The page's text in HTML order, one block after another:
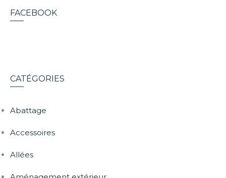
FACEBOOK
CATÉGORIES
Abattage
Accessoires
Allées